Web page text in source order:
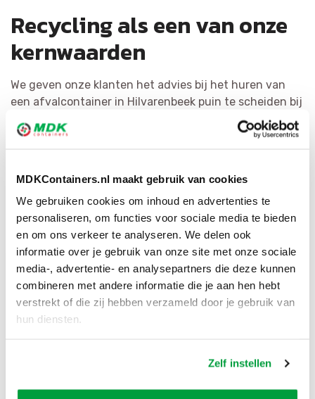
MDKContainers.nl maakt gebruik van cookies
We gebruiken cookies om inhoud en advertenties te
personaliseren, om functies voor sociale media te bieden
en om ons verkeer te analyseren. We delen ook
informatie over je gebruik van onze site met onze sociale
media-, advertentie- en analysepartners die deze kunnen
combineren met andere informatie die je aan hen hebt
verstrekt of die zij hebben verzameld door je gebruik van
hun diensten.
Zelf instellen
Recycling als een van onze
kernwaarden
We geven onze klanten het advies bij het huren van
een afvalcontainer in Hilvarenbeek puin te scheiden bij
de bron. Dit is kostenbesparend en levert de meest
kwalitatieve grondstoffen op. Het recyclen van afval
materiaal of als bijkomende bouwstof. Met ons grote
netwerk hebben wij voor elke afvalsoort de geschikte
bestemming.